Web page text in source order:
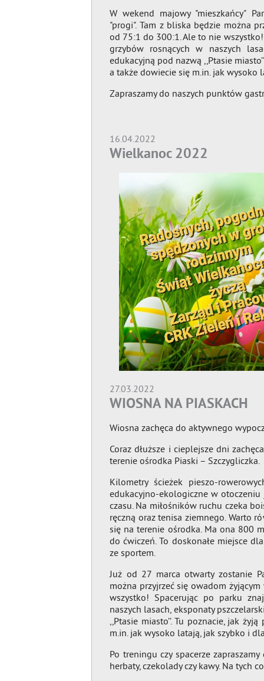
W wekend majowy "mieszkańcy"
"progi". Tam z bliska będzie można
od 75:1 do 300:1. Ale to nie
grzybów rosnących w naszych
edukacyjną pod nazwą ,,Ptasie
a także dowiecie się m.in. jak wysoko
Zapraszamy do naszych punktów
16.04.2022
Wielkanoc 2022
27.03.2022
WIOSNA NA PIASKACH
Wiosna zachęca do aktywnego
Coraz dłuższe i cieplejsze dni
terenie ośrodka Piaski – Szczygliczka.
Kilometry ścieżek pieszo-
edukacyjno-ekologiczne w
czasu. Na miłośników ruchu czeka
ręczną oraz tenisa ziemnego. Warto
się na terenie ośrodka. Ma ona 800
do ćwiczeń. To doskonałe miejsce
ze sportem.
Już od 27 marca otwarty zostanie
można przyjrzeć się owadom
wszystko! Spacerując po parku
naszych lasach, eksponaty
,,Ptasie miasto’’. Tu poznacie, jak
m.in. jak wysoko latają, jak szybko i
Po treningu czy spacerze
herbaty, czekolady czy kawy. Na tych